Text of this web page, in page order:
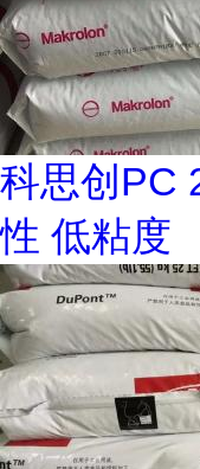
科思创PC
性 低粘度